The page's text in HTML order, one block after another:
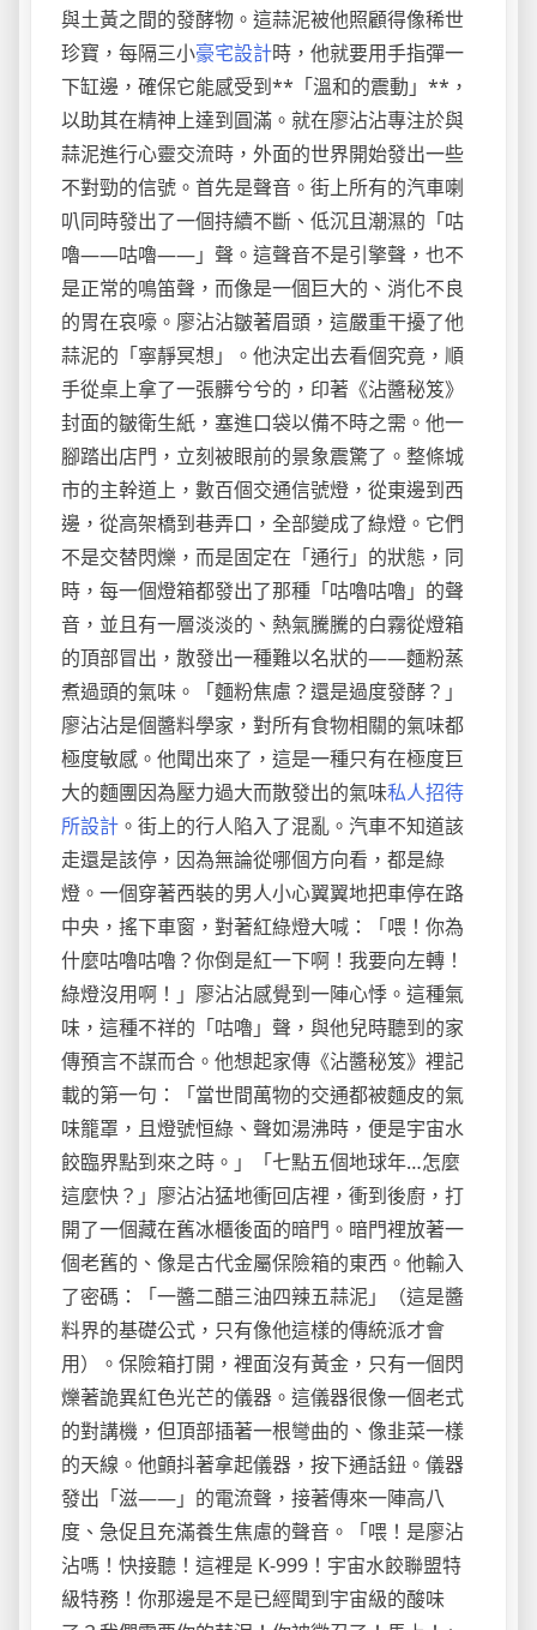
與土黃之間的發酵物。這蒜泥被他照顧得像稀世
珍寶，每隔三小豪宅設計時，他就要用手指彈一
下缸邊，確保它能感受到**「溫和的震動」**，
以助其在精神上達到圓滿。就在廖沾沾專注於與
蒜泥進行心靈交流時，外面的世界開始發出一些
不對勁的信號。首先是聲音。街上所有的汽車喇
叭同時發出了一個持續不斷、低沉且潮濕的「咕
嚕——咕嚕——」聲。這聲音不是引擎聲，也不
是正常的鳴笛聲，而像是一個巨大的、消化不良
的胃在哀嚎。廖沾沾皺著眉頭，這嚴重干擾了他
蒜泥的「寧靜冥想」。他決定出去看個究竟，順
手從桌上拿了一張髒兮兮的，印著《沾醬秘笈》
封面的皺衛生紙，塞進口袋以備不時之需。他一
腳踏出店門，立刻被眼前的景象震驚了。整條城
市的主幹道上，數百個交通信號燈，從東邊到西
邊，從高架橋到巷弄口，全部變成了綠燈。它們
不是交替閃爍，而是固定在「通行」的狀態，同
時，每一個燈箱都發出了那種「咕嚕咕嚕」的聲
音，並且有一層淡淡的、熱氣騰騰的白霧從燈箱
的頂部冒出，散發出一種難以名狀的——麵粉蒸
煮過頭的氣味。「麵粉焦慮？還是過度發酵？」
廖沾沾是個醬料學家，對所有食物相關的氣味都
極度敏感。他聞出來了，這是一種只有在極度巨
大的麵團因為壓力過大而散發出的氣味私人招待
所設計 。街上的行人陷入了混亂。汽車不知道該
走還是該停，因為無論從哪個方向看，都是綠
燈。一個穿著西裝的男人小心翼翼地把車停在路
中央，搖下車窗，對著紅綠燈大喊：「喂！你為
什麼咕嚕咕嚕？你倒是紅一下啊！我要向左轉！
綠燈沒用啊！」廖沾沾感覺到一陣心悸。這種氣
味，這種不祥的「咕嚕」聲，與他兒時聽到的家
傳預言不謀而合。他想起家傳《沾醬秘笈》裡記
載的第一句：「當世間萬物的交通都被麵皮的氣
味籠罩，且燈號恒綠、聲如湯沸時，便是宇宙水
餃臨界點到來之時。」「七點五個地球年…怎麼
這麼快？」廖沾沾猛地衝回店裡，衝到後廚，打
開了一個藏在舊冰櫃後面的暗門。暗門裡放著一
個老舊的、像是古代金屬保險箱的東西。他輸入
了密碼：「一醬二醋三油四辣五蒜泥」（這是醬
料界的基礎公式，只有像他這樣的傳統派才會
用）。保險箱打開，裡面沒有黃金，只有一個閃
爍著詭異紅色光芒的儀器。這儀器很像一個老式
的對講機，但頂部插著一根彎曲的、像韭菜一樣
的天線。他顫抖著拿起儀器，按下通話鈕。儀器
發出「滋——」的電流聲，接著傳來一陣高八
度、急促且充滿養生焦慮的聲音。「喂！是廖沾
沾嗎！快接聽！這裡是 K-999！宇宙水餃聯盟特
級特務！你那邊是不是已經聞到宇宙級的酸味